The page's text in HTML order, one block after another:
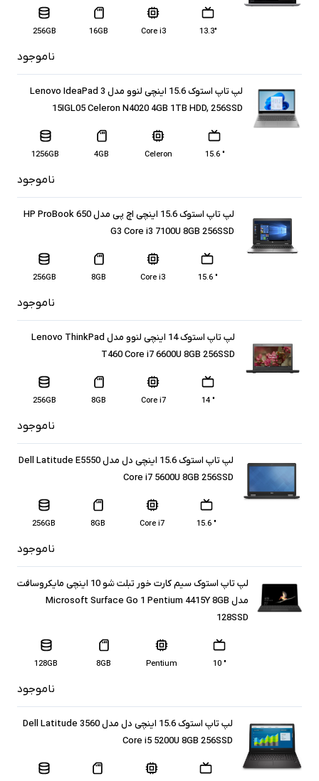
13.3″
Core i3
16GB
256GB
ناموجود
لپ تاپ استوک 15.6 اینچی لنوو مدل Lenovo IdeaPad 3
15IGL05 Celeron N4020 4GB 1TB HDD, 256SSD
" 15.6
Celeron
4GB
1256GB
ناموجود
لپ تاپ استوک 15.6 اینچی اچ پی مدل HP ProBook 650
G3 Core i3 7100U 8GB 256SSD
" 15.6
Core i3
8GB
256GB
ناموجود
لپ تاپ استوک 14 اینچی لنوو مدل Lenovo ThinkPad
T460 Core i7 6600U 8GB 256SSD
" 14
Core i7
8GB
256GB
ناموجود
لپ تاپ استوک 15.6 اینچی دل مدل Dell Latitude E5550
Core i7 5600U 8GB 256SSD
" 15.6
Core i7
8GB
256GB
ناموجود
لپ تاپ استوک سیم کارت خور تبلت شو 10 اینچی مایکروسافت
مدل Microsoft Surface Go 1 Pentium 4415Y 8GB
128SSD
" 10
Pentium
8GB
128GB
ناموجود
لپ تاپ استوک 15.6 اینچی دل مدل Dell Latitude 3560
Core i5 5200U 8GB 256SSD